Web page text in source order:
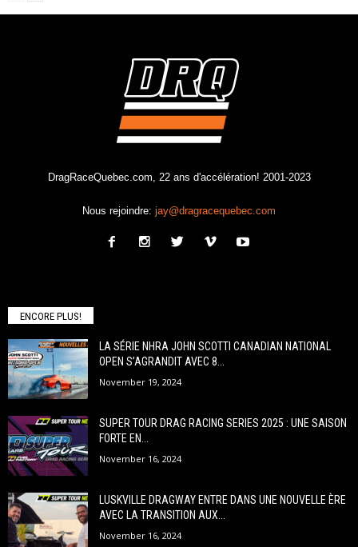
DragRaceQuebec.com, 22 ans d'accélération! 2001-2023
Nous rejoindre: jay@dragracequebec.com
ENCORE PLUS!
LA SÉRIE NHRA JOHN SCOTTI CANADIAN NATIONAL
OPEN S’AGRANDIT AVEC 8...
November 19, 2024
SUPER TOUR DRAG RACING SERIES 2025 : UNE SAISON
FORTE EN...
November 16, 2024
LUSKVILLE DRAGWAY ENTRE DANS UNE NOUVELLE ÈRE
AVEC LA TRANSITION AUX...
November 16, 2024